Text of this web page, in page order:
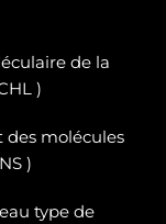
de la
)
des molécules
)
type de